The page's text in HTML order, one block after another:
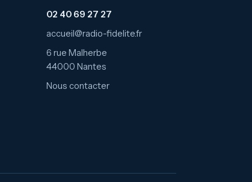
02 40 69 27 27
accueil@radio-fidelite.fr
6 rue Malherbe
44000 Nantes
Nous contacter